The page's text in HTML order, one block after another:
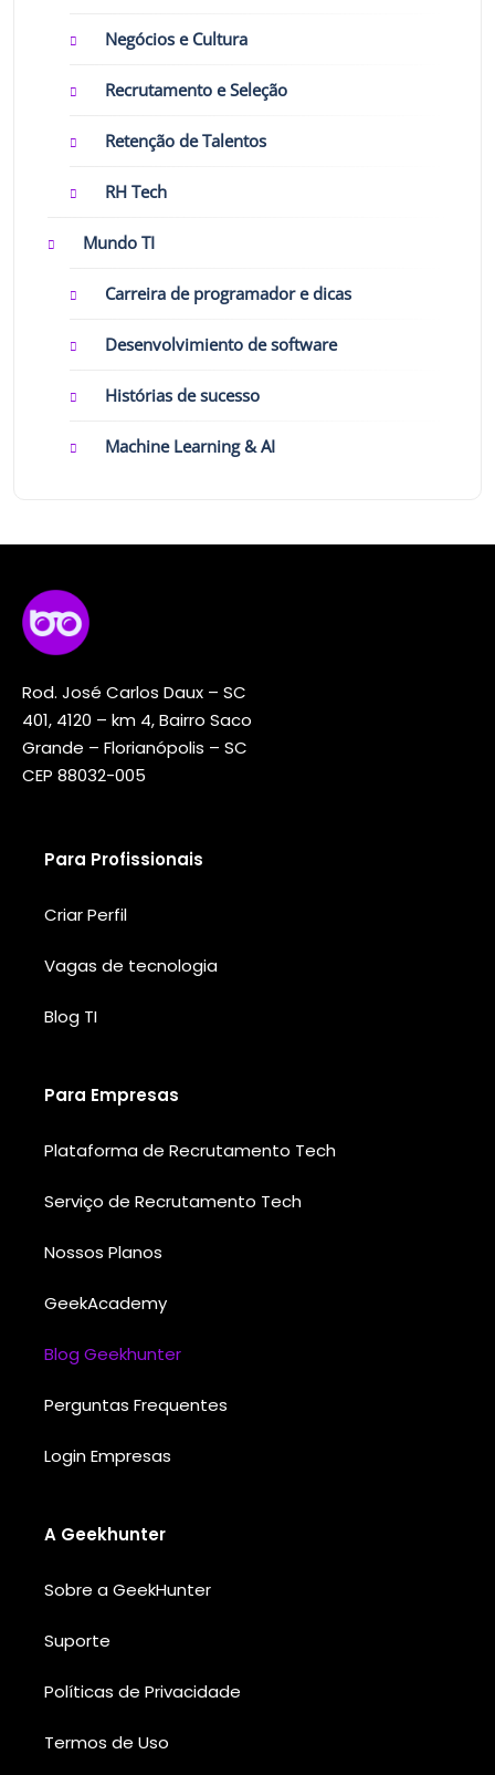
Negócios e Cultura
Recrutamento e Seleção
Retenção de Talentos
RH Tech
Mundo TI
Carreira de programador e dicas
Desenvolvimiento de software
Histórias de sucesso
Machine Learning & AI
Rod. José Carlos Daux – SC
401, 4120 – km 4, Bairro Saco
Grande – Florianópolis – SC
CEP 88032-005
Para Profissionais
Criar Perfil
Vagas de tecnologia
Blog TI
Para Empresas
Plataforma de Recrutamento Tech
Serviço de Recrutamento Tech
Nossos Planos
GeekAcademy
Blog Geekhunter
Perguntas Frequentes
Login Empresas
A Geekhunter
Sobre a GeekHunter
Suporte
Políticas de Privacidade
Termos de Uso